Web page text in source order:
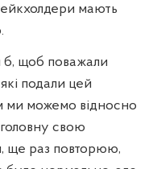
мають
б, щоб поважали
подали цей
ми можемо відносно
свою
ще раз повторюю,